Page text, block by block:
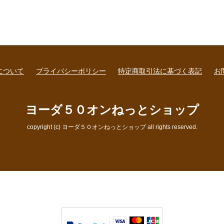
ついて プライバシーポリシー 特定商取引法に基づく表記 お
ヨーダ５０オンねっとショップ
copyright (c) ヨーダ５０オンねっとショップ all rights reserved.